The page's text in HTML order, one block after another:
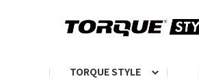
TORQUE STYLE